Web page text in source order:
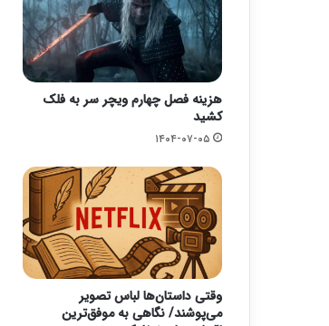
هزینه فصل چهارم ویچر سر به فلک
کشید
۱۴۰۴-۰۷-۰۵
وقتی داستان‌ها لباس تصویر
می‌پوشند/ نگاهی به موفق‌ترین